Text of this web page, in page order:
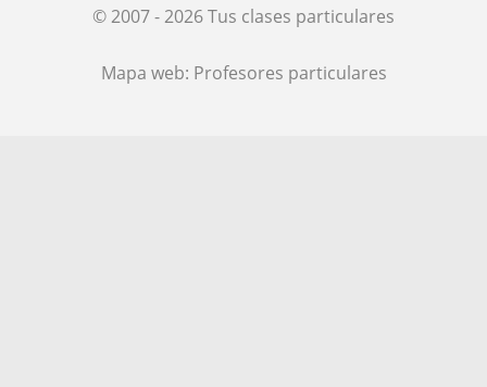
© 2007 - 2026 Tus clases particulares
Mapa web: Profesores particulares